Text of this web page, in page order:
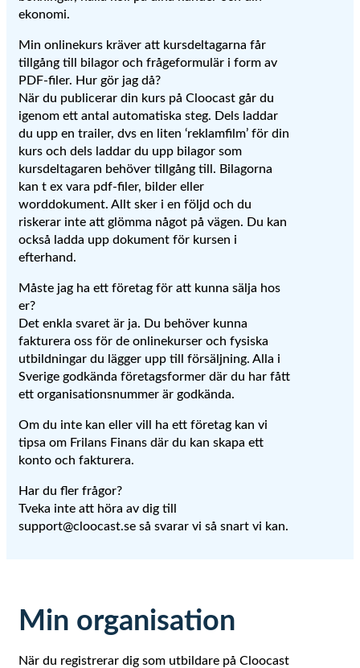
ekonomi.
Min onlinekurs kräver att kursdeltagarna får
tillgång till bilagor och frågeformulär i form av
PDF-filer. Hur gör jag då?
När du publicerar din kurs på Cloocast går du
igenom ett antal automatiska steg. Dels laddar
du upp en trailer, dvs en liten ‘reklamfilm’ för din
kurs och dels laddar du upp bilagor som
kursdeltagaren behöver tillgång till. Bilagorna
kan t ex vara pdf-filer, bilder eller
worddokument. Allt sker i en följd och du
riskerar inte att glömma något på vägen. Du kan
också ladda upp dokument för kursen i
efterhand.
Måste jag ha ett företag för att kunna sälja hos
er?
Det enkla svaret är ja. Du behöver kunna
fakturera oss för de onlinekurser och fysiska
utbildningar du lägger upp till försäljning. Alla i
Sverige godkända företagsformer där du har fått
ett organisationsnummer är godkända.
Om du inte kan eller vill ha ett företag kan vi
tipsa om Frilans Finans där du kan skapa ett
konto och fakturera.
Har du fler frågor?
Tveka inte att höra av dig till
support@cloocast.se så svarar vi så snart vi kan.
Min organisation
När du registrerar dig som utbildare på Cloocast